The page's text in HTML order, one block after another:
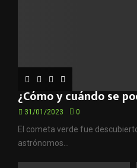
¿Cómo y cuándo se
31/01/2023 0
El cometa verde fue
astrónomos...